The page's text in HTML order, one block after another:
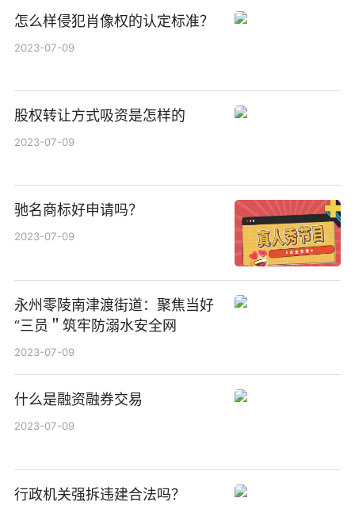
怎么样侵犯肖像权的认定标准？
2023-07-09
股权转让方式吸资是怎样的
2023-07-09
驰名商标好申请吗？
2023-07-09
永州零陵南津渡街道：聚焦当好
“三员＂筑牢防溺水安全网
2023-07-09
什么是融资融券交易
2023-07-09
行政机关强拆违建合法吗？